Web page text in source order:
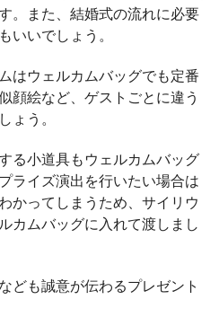
。また、結婚式の流れに必要
いいでしょう。
はウェルカムバッグでも定番
顔絵など、ゲストごとに違う
ょう。
る小道具もウェルカムバッグ
ライズ演出を行いたい場合は
かってしまうため、サイリウ
カムバッグに入れて渡しまし
ども誠意が伝わるプレゼント